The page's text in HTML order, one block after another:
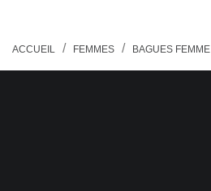
ACCUEIL FEMMES BAGUES FEMME